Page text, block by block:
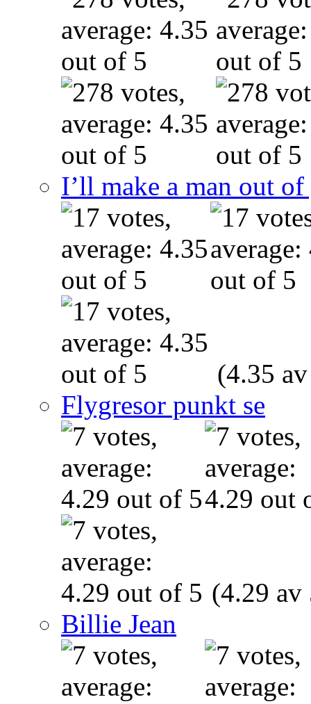
I’ll make a man out
(4.35
Flygresor punkt se
(4.29 av
Billie Jean